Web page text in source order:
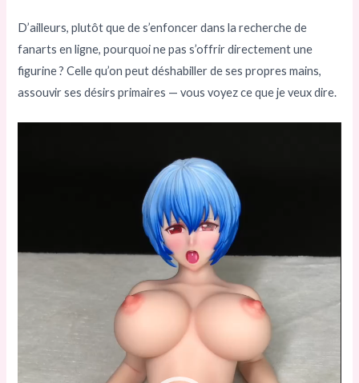
D’ailleurs, plutôt que de s’enfoncer dans la recherche de
fanarts en ligne, pourquoi ne pas s’offrir directement une
figurine ? Celle qu’on peut déshabiller de ses propres mains,
assouvir ses désirs primaires — vous voyez ce que je veux dire.